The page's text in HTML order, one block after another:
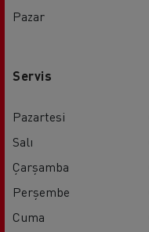
Pazar
Servis
Pazartesi
Salı
Çarşamba
Perşembe
Cuma